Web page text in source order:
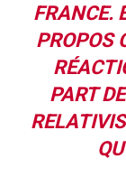
FRANCE.
PROPOS
PART